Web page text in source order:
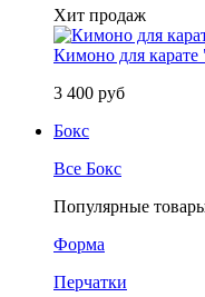
Хит продаж
Кимоно для
3 400 руб
Бокс
Все Бокс
Популярные
Форма
Перчатки